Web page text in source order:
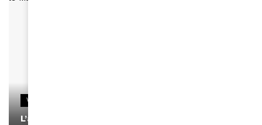
VIDEOS
L’artiste Yoan s’exprime